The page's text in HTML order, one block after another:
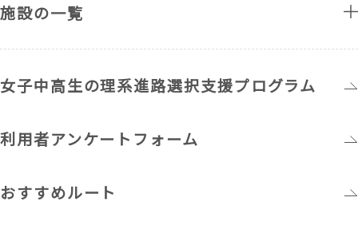
施設の一覧
女子中高生の理系進路選択支援プログラム
利用者アンケートフォーム
おすすめルート